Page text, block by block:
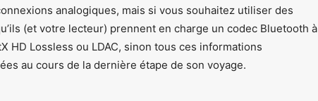
analogiques, mais si vous souhaitez utiliser des
(et votre lecteur) prennent en charge un codec Bluetooth à
HD Lossless ou LDAC, sinon tous ces informations
au cours de la dernière étape de son voyage.